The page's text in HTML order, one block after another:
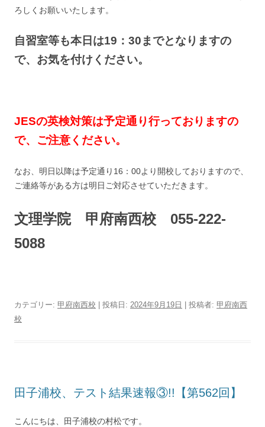
ろしくお願いいたします。
自習室等も本日は19：30までとなりますの
で、お気を付けください。
JESの英検対策は予定通り行っておりますの
で、ご注意ください。
なお、明日以降は予定通り16：00より開校しておりますので、
ご連絡等がある方は明日ご対応させていただきます。
文理学院 甲府南西校 055-222-
5088
カテゴリー: 甲府南西校 | 投稿日: 2024年9月19日 投稿者: 甲府南西
校
田子浦校、テスト結果速報③!!【第562回】
こんにちは、田子浦校の村松です。